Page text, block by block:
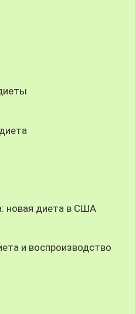
новая диета в США
и воспроизводство